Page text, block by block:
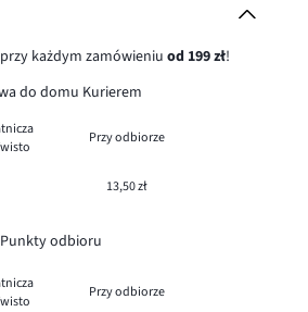
każdym zamówieniu od 199 zł!
do domu Kurierem
Przy odbiorze
13,50 zł
Punkty odbioru
Przy odbiorze